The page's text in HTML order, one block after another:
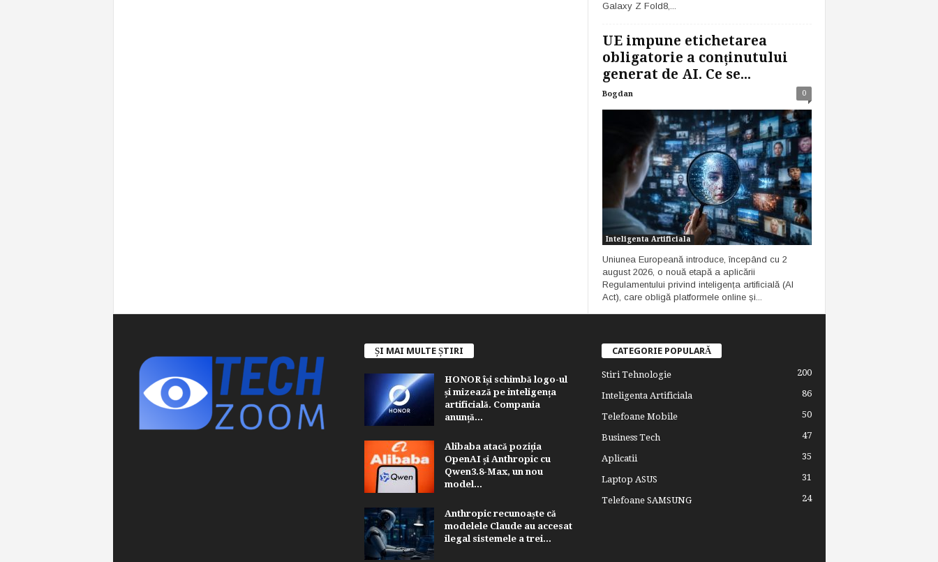
Galaxy Z Fold8,...
UE impune etichetarea
obligatorie a conținutului
generat de AI. Ce se...
Bogdan 0
Inteligenta Artificiala
Uniunea Europeană introduce, începând cu 2
august 2026, o nouă etapă a aplicării
Regulamentului privind inteligența artificială (AI
Act), care obligă platformele online și...
ȘI MAI MULTE ȘTIRI
HONOR își schimbă logo-ul
și mizează pe inteligența
artificială. Compania
anunță...
Alibaba atacă poziția
OpenAI și Anthropic cu
Qwen3.8-Max, un nou
model...
Anthropic recunoaște că
modelele Claude au accesat
ilegal sistemele a trei...
CATEGORIE POPULARĂ
Stiri Tehnologie 200
Inteligenta Artificiala 86
Telefoane Mobile 50
Business Tech 47
Aplicatii 35
Laptop ASUS 31
Telefoane SAMSUNG 24